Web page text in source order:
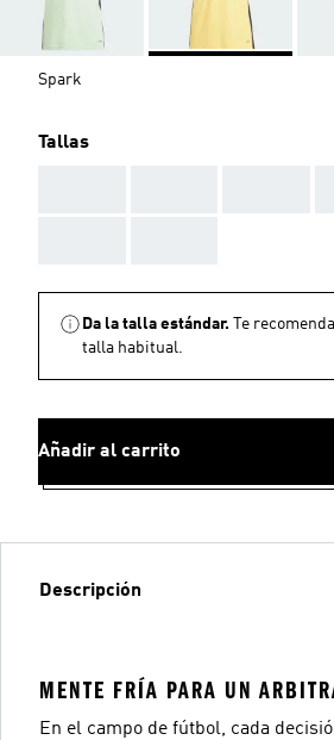
Spark
Tallas
Da la talla estándar.
Te
talla habitual.
Añadir al carrito
Descripción
MENTE FRÍA PARA UN
En el campo de fútbol, cada